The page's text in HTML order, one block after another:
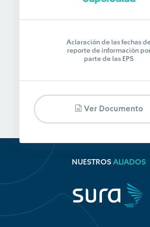
Aclaración de las fechas
reporte de información
parte de las EPS
Ver Documento
NUESTROS ALIADOS